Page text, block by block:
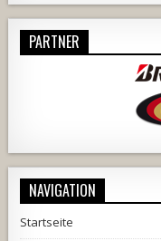
PARTNER
NAVIGATION
Startseite